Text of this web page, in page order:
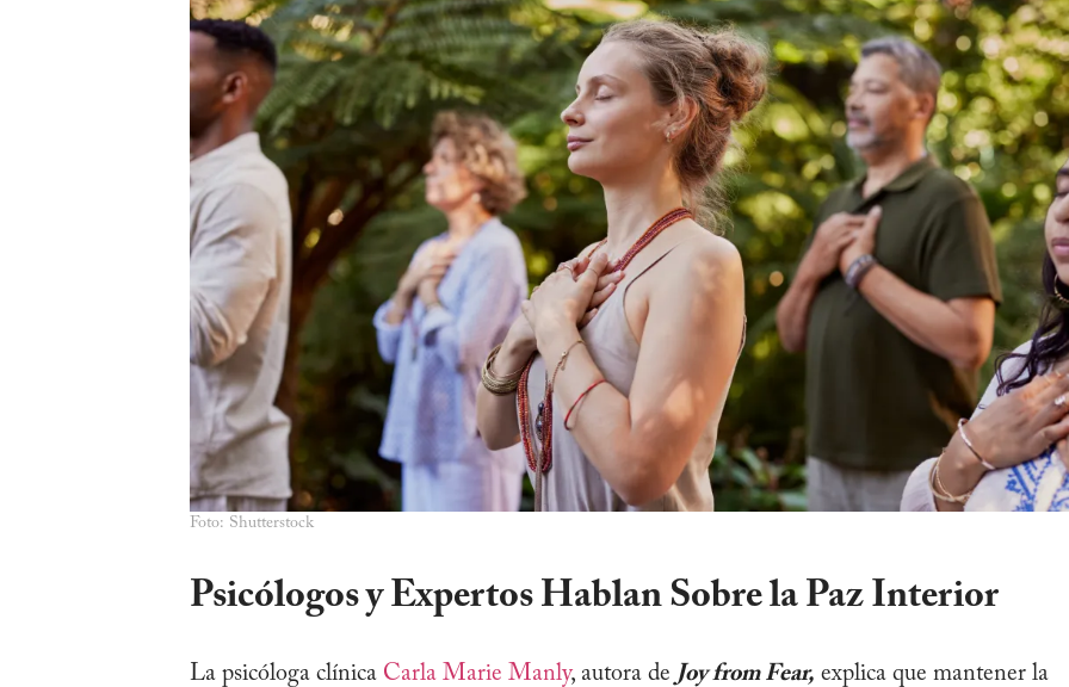
Foto: Shutterstock
Psicólogos y Expertos Hablan Sobre la Paz Interior
La psicóloga clínica Carla Marie Manly, autora de Joy from Fear, explica que mantener la